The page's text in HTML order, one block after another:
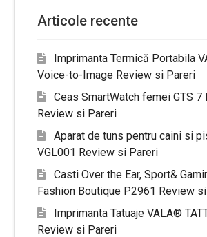
Articole recente
Imprimanta Termică Portabila
Voice-to-Image Review si Pareri
Ceas SmartWatch femei GTS 7
Review si Pareri
Aparat de tuns pentru caini si
VGL001 Review si Pareri
Casti Over the Ear, Sport&
Fashion Boutique P2961 Review
Imprimanta Tatuaje VALA®
Review si Pareri